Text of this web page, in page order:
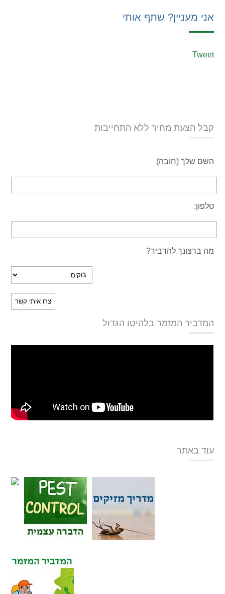
אני מעניין? שתף אותי
Tweet
קבל הצעת מחיר ללא התחייבות
השם שלך (חובה)
טלפון:
מה ברצונך להדביר?
המדביר המזמר בלהיטו הגדול
עוד באתר